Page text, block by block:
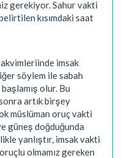
gerekiyor. Sahur vakti
kısımdaki saat
imsak
söylem ile sabah
olur. Bu
artık birşey
müslüman oruç vakti
güneş doğduğunda
yanlıştır, imsak vakti
olmamız gereken